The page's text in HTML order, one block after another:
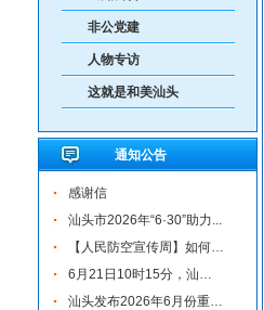
非公党建
人物专访
这就是和美汕头
通知公告
感谢信
汕头市2026年“6·30”助力...
【人民防空宣传周】如何辨...
6月21日10时15分，汕头将实...
汕头发布2026年6月份重点行...